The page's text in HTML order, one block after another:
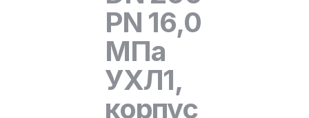
PN 16,0
МПа
УХЛ1,
корпус